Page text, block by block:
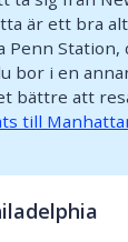
är ett bra
Penn Station,
bor i en
bättre att
till